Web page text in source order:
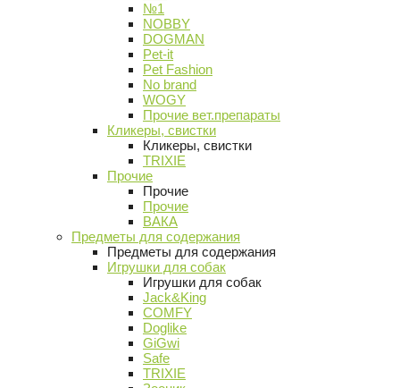
№1
NOBBY
DOGMAN
Pet-it
Pet Fashion
No brand
WOGY
Прочие вет.препараты
Кликеры, свистки
Кликеры, свистки
TRIXIE
Прочие
Прочие
Прочие
ВАКА
Предметы для содержания
Предметы для содержания
Игрушки для собак
Игрушки для собак
Jack&King
COMFY
Doglike
GiGwi
Safe
TRIXIE